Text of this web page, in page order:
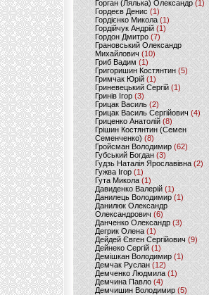
Горган (Лялька) Олександр(1)
Гордеєв Денис (1)
Гордієнко Микола (1)
Гордійчук Андрій (1)
Гордон Дмитро (7)
Грановський Олександр
Михайлович (10)
Гриб Вадим (1)
Григоришин Костянтин (5)
Гримчак Юрій(1)
Гриневецький Сергій(1)
Гринів Ігор (3)
Грицак Василь (2)
Грицак Василь Сергійович (4)
Гриценко Анатолій (8)
Грішин Костянтин (Семен
Семенченко)(8)
Гройсман Володимир(62)
Губський Богдан (3)
Гудзь Наталія Ярославівна(2)
Гужва Ігор (1)
Гута Микола (1)
Давиденко Валерій (1)
Данилець Володимир(1)
Данилюк Олександр
Олександрович (6)
Данченко Олександр (3)
Дегрик Олена(1)
Дейдей Євген Сергійович(9)
Дейнеко Сергій (1)
Демішкан Володимир(1)
Демчак Руслан (12)
Демченко Людмила (1)
Демчина Павло (4)
Демчишин Володимир (5)